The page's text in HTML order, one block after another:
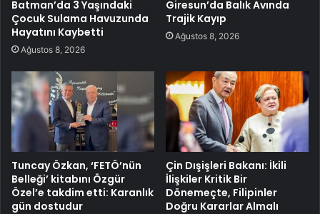
Batman’da 3 Yaşındaki
Çocuk Sulama Havuzunda
Hayatını Kaybetti
Ağustos 8, 2026
Giresun’da Balık Avında
Trajik Kayıp
Ağustos 8, 2026
Tuncay Özkan, ‘FETÖ’nün
Belleği’ kitabını Özgür
Özel’e takdim etti: Karanlık
gün dostudur
Çin Dışişleri Bakanı: İkili
İlişkiler Kritik Bir
Dönemeçte, Filipinler
Doğru Kararlar Almalı